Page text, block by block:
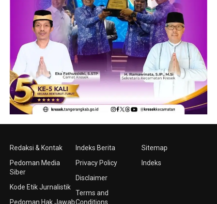
Redaksi & Kontak
Pedoman Media
Siber
Kode Etik Jurnalistik
Pedoman Hak Jawab
Indeks Berita
Privacy Policy
Disclaimer
Terms and
Conditions
Sitemap
Indeks